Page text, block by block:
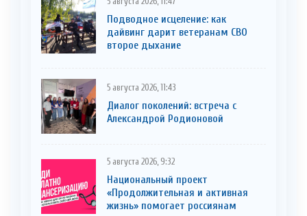
Подводное исцеление: как
дайвинг дарит ветеранам СВО
второе дыхание
5 августа 2026, 11:43
Диалог поколений: встреча с
Александрой Родионовой
5 августа 2026, 9:32
Национальный проект
«Продолжительная и активная
жизнь» помогает россиянам